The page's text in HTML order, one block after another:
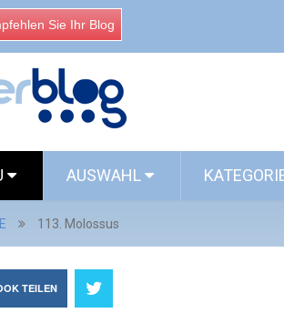
Sie Ihr Blog
AUSWAHL
113. Molossus
TEILEN